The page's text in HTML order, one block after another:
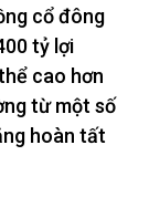
cổ đông
tỷ lợi
cao hơn
từ một số
hoàn tất